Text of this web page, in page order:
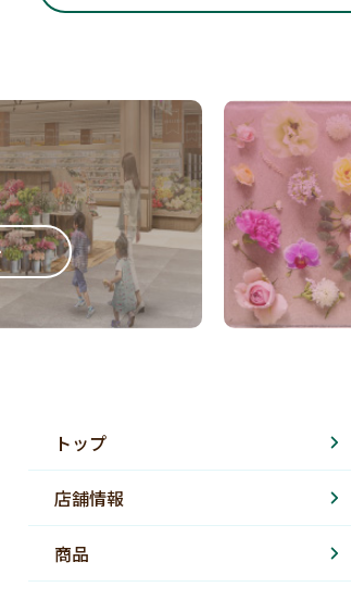
トップ
店舗情報
商品